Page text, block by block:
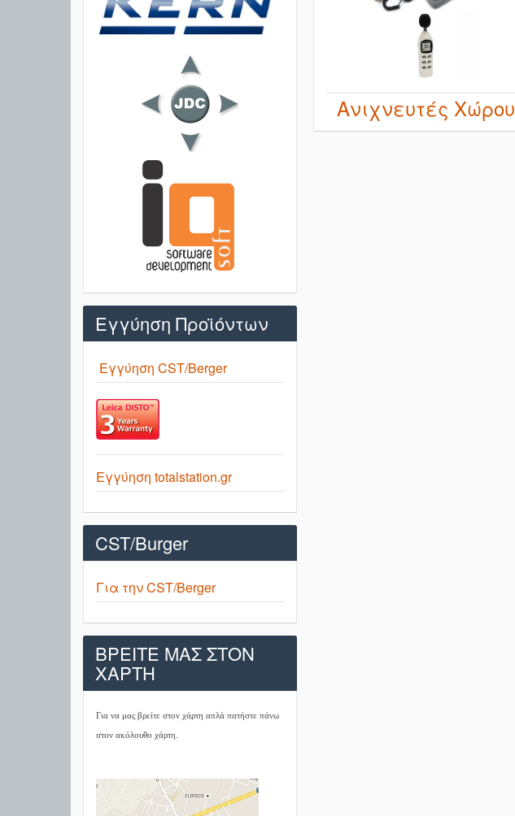
Ανιχνευτές Xώρου
Εγγύηση Προϊόντων
Εγγύηση CST/Berger
Εγγύηση totalstation.gr
CST/Burger
Για την CST/Berger
ΒΡΕΙΤΕ ΜΑΣ ΣΤΟΝ
ΧΑΡΤΗ
Για να μας βρείτε στον χάρτη απλά πατήστε πάνω
στον ακόλουθο χάρτη.